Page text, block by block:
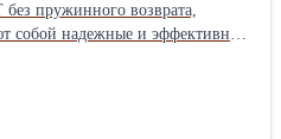
пружинного возврата,
собой надежные и эффективные
наружного воздуха,
и
а также установками с
(VAV), центральными